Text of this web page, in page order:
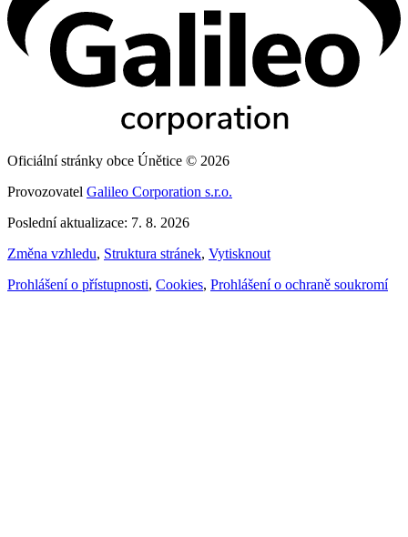
Oficiální stránky obce Únětice © 2026
Provozovatel Galileo Corporation s.r.o.
Poslední aktualizace: 7. 8. 2026
Změna vzhledu, Struktura stránek, Vytisknout
Prohlášení o přístupnosti, Cookies, Prohlášení o ochraně soukromí